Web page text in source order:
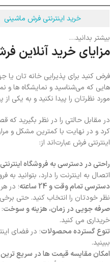
خرید اینترنتی فرش ماشینی
بیشتر بدانید…
مزایای خرید آنلاین
فرض کنید برای پذیرایی خانه تان
هایی که می‌شناسید و نمایشگاه ها و
مورد نظرتان را پیدا نکنید و به یکی
در مقابل حالتی را در نظر بگیرید
کرد و در نهایت با کمترین مشکل و
اینترنتی فرش عبارت‌اند از:
راحتی در دسترسی به فروشگاه
اتصال به اینترنت را دارد، بتوانید
دسترسی تمام وقت و 24 ساعته
؛ در
نظر خودتان را انتخاب کنید. حتی برخی فروشگاه ها پشتیبانی 24 ساعته دارند. این امکانی
صرفه جویی در زمان، هزینه و سوخت
خریداری می کنید.
تنوع گسترده محصولات؛ در فضای
ببینید.
امکان مقایسه قیمت ها در سریع